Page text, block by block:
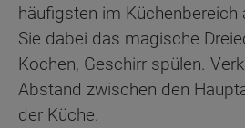
häufigsten im Küchenbereich
Sie dabei das magische
Kochen, Geschirr spülen.
Abstand zwischen den
der Küche.